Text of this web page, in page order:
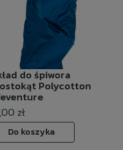
do śpiwora
Polycotton
zł
Do koszyka